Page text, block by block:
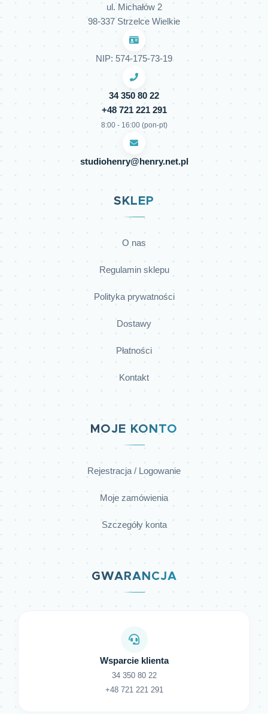
ul. Michałów 2
98-337 Strzelce Wielkie
NIP: 574-175-73-19
34 350 80 22
+48 721 221 291
8:00 - 16:00 (pon-pt)
studiohenry@henry.net.pl
SKLEP
O nas
Regulamin sklepu
Polityka prywatności
Dostawy
Płatności
Kontakt
MOJE KONTO
Rejestracja / Logowanie
Moje zamówienia
Szczegóły konta
GWARANCJA
Wsparcie klienta
34 350 80 22
+48 721 221 291